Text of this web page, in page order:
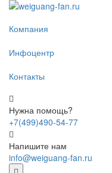
Компания
Инфоцентр
Контакты
Нужна помощь?
+7(499)490-54-77
Напишите нам
info@weiguang-fan.ru